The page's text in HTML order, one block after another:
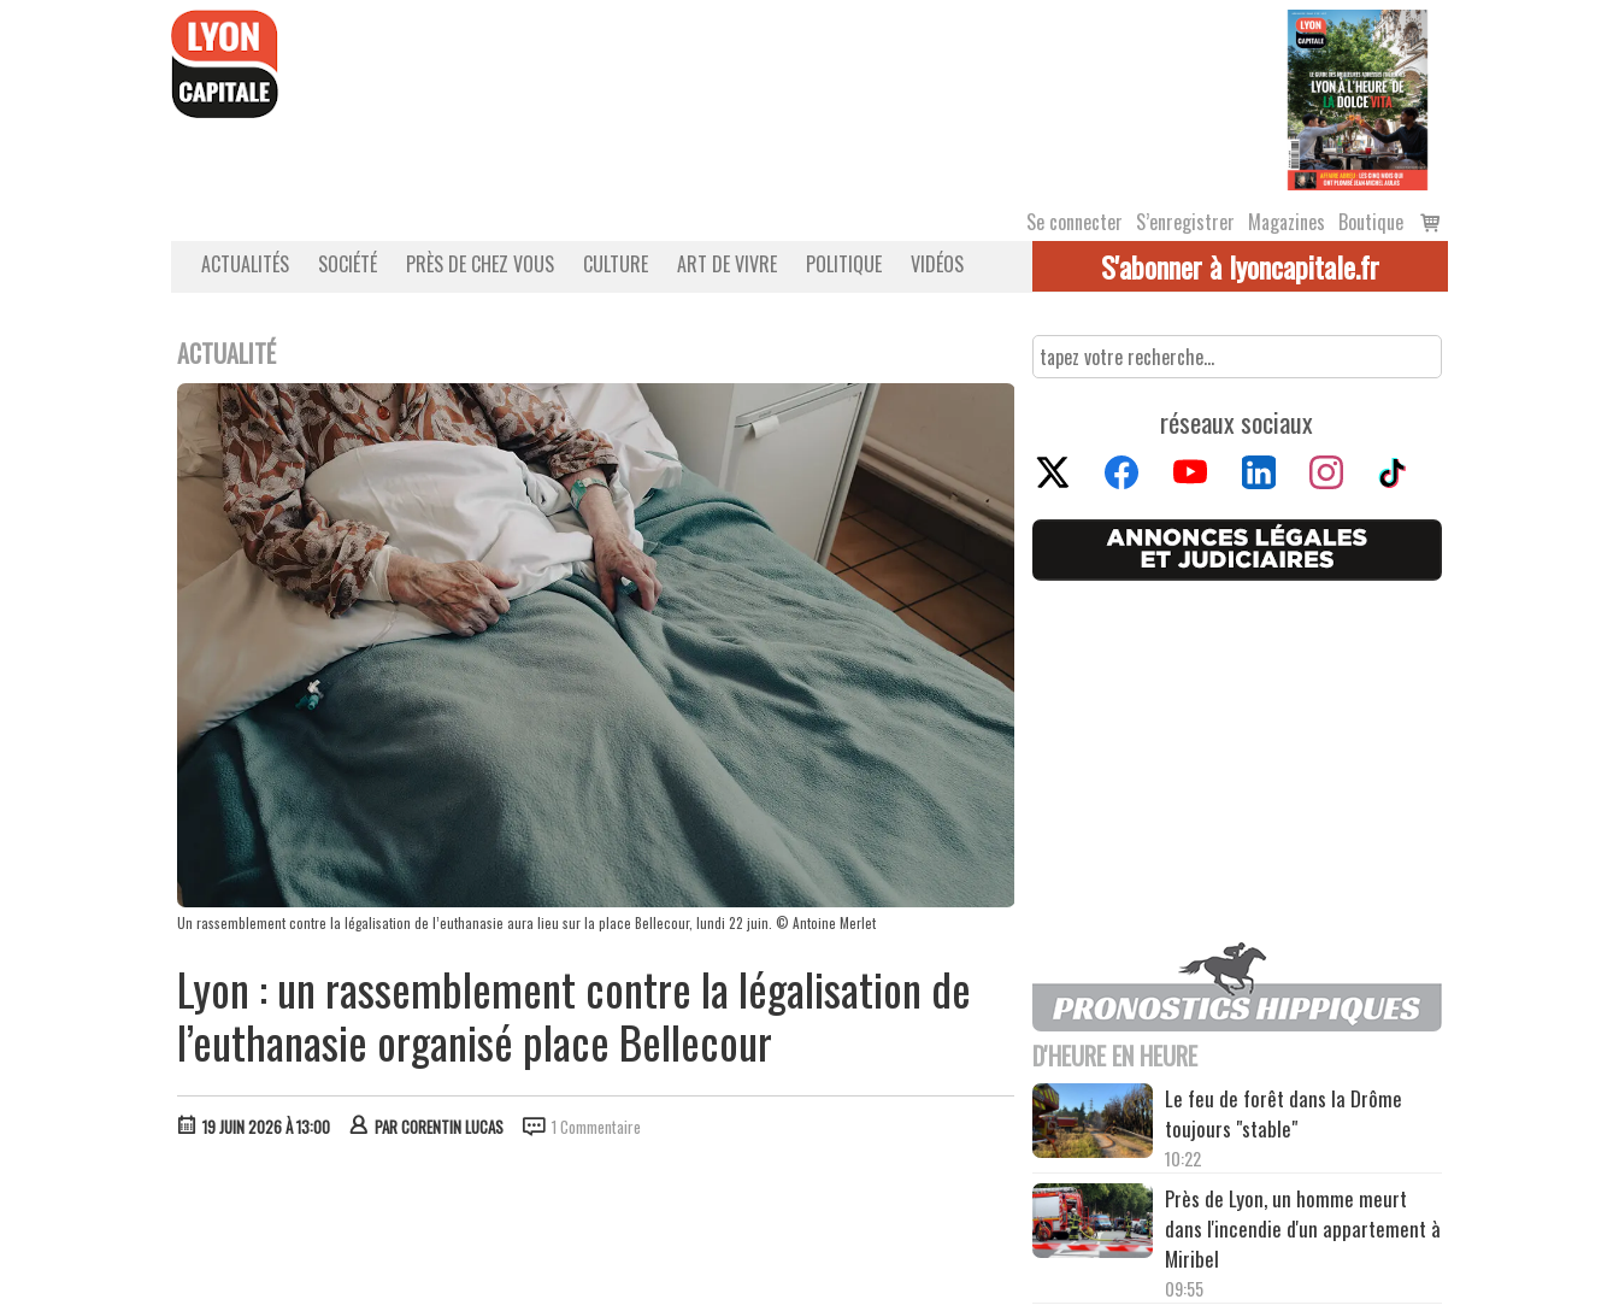
Se connecter S’enregistrer Magazines Boutique
Voir
le
ACTUALITÉS SOCIÉTÉ PRÈS DE CHEZ VOUS CULTURE ART DE VIVRE POLITIQUE VIDÉOS S'abonner à lyoncapitale.fr
ACTUALITÉ
Un rassemblement contre la légalisation de l’euthanasie aura lieu sur la place Bellecour, lundi 22 juin. © Antoine Merlet
Lyon : un rassemblement contre la légalisation de
l’euthanasie organisé place Bellecour
19 JUIN 2026 À 13:00 PARCORENTIN LUCAS 1 Commentaire
réseaux sociaux
D'HEURE EN HEURE
Le feu de forêt dans la Drôme
toujours "stable"
10:22
Près de Lyon, un homme meurt
dans l'incendie d'un appartement à
Miribel
09:55